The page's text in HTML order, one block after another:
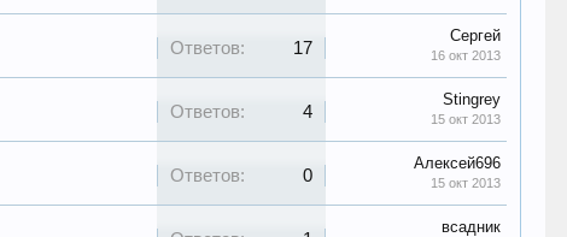
Ответов: 17
Сергей
16 окт 2013
Ответов: 4
Stingrey
15 окт 2013
Ответов: 0
Алексей696
15 окт 2013
всадник